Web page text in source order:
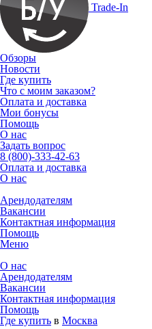
Trade-In
Обзоры
Новости
Где купить
Что с моим заказом?
Оплата и доставка
Мои бонусы
Помощь
О нас
Задать вопрос
8 (800)-333-42-63
Оплата и доставка
О нас
Арендодателям
Вакансии
Контактная информация
Помощь
Меню
О нас
Арендодателям
Вакансии
Контактная информация
Помощь
Где купить в Москва